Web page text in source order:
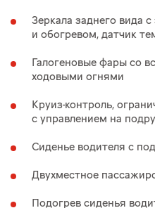
Зеркала заднего вида
и обогревом, датчик
Галогеновые фары со
ходовыми огнями
Круиз-контроль,
с управлением на
Сиденье водителя с
Двухместное
Подогрев сиденья